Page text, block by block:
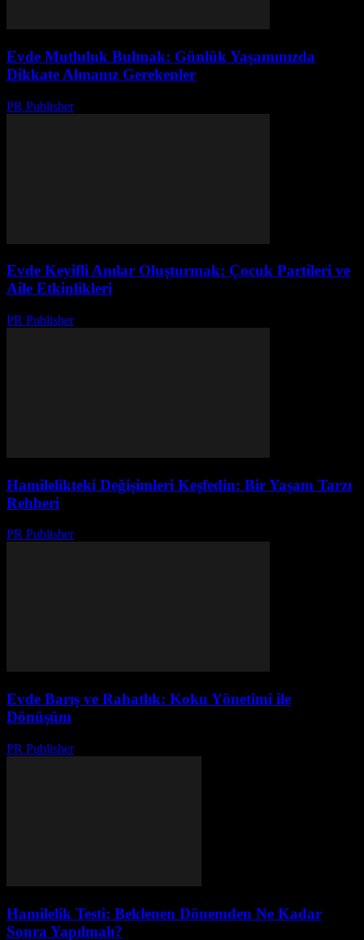
Evde Mutluluk Bulmak: Günlük Yaşamınızda
Dikkate Almanız Gerekenler
PR Publisher-
Evde Keyifli Anılar Oluşturmak: Çocuk Partileri ve
Aile Etkinlikleri
PR Publisher-
Hamilelikteki Değişimleri Keşfedin: Bir Yaşam Tarzı
Rehberi
PR Publisher-
Evde Barış ve Rahatlık: Koku Yönetimi ile
Dönüşüm
PR Publisher-
Hamilelik Testi: Beklenen Dönemden Ne Kadar
Sonra Yapılmalı?